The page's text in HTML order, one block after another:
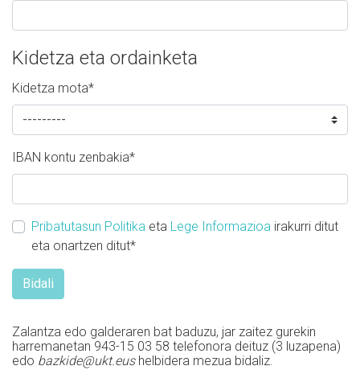
Kidetza eta ordainketa
Kidetza mota*
IBAN kontu zenbakia*
Pribatutasun Politika eta Lege Informazioa irakurri ditut
eta onartzen ditut*
Zalantza edo galderaren bat baduzu, jar zaitez gurekin
harremanetan 943-15 03 58 telefonora deituz (3 luzapena)
edo bazkide@ukt.eus helbidera mezua bidaliz.